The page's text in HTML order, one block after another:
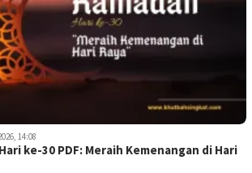
14:08
ke-30 PDF: Meraih Kemenangan di Hari